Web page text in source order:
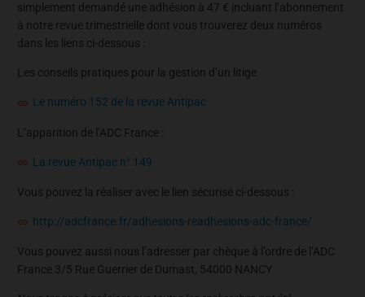
simplement demandé une adhésion à 47 € incluant l’abonnement
à notre revue trimestrielle dont vous trouverez deux numéros
dans les liens ci-dessous :
Les conseils pratiques pour la gestion d’un litige
Le numéro 152 de la revue Antipac
L’apparition de l’ADC France :
La revue Antipac n° 149
Vous pouvez la réaliser avec le lien sécurisé ci-dessous :
http://adcfrance.fr/adhesions-readhesions-adc-france/
Vous pouvez aussi nous l’adresser par chèque à l’ordre de l’ADC
France 3/5 Rue Guerrier de Dumast, 54000 NANCY